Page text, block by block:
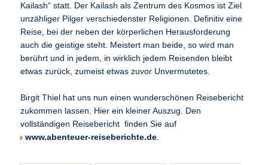
Kailash“ statt. Der Kailash als Zentrum des Kosmos ist Ziel
unzähliger Pilger verschiedenster Religionen. Definitiv eine
Reise, bei der neben der körperlichen Herausforderung
auch die geistige steht. Meistert man beide, so wird man
berührt und in jedem, in wirklich jedem Reisenden bleibt
etwas zurück, zumeist etwas zuvor Unvermutetes.
Birgit Thiel hat uns nun einen wunderschönen Reisebericht
zukommen lassen. Hier ein kleiner Auszug. Den
vollständigen Reisebericht finden Sie auf
www.abenteuer-reiseberichte.de